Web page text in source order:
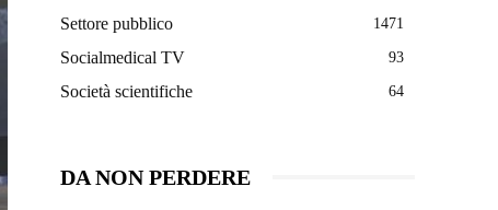
Settore pubblico 1471
Socialmedical TV 93
Società scientifiche 64
DA NON PERDERE